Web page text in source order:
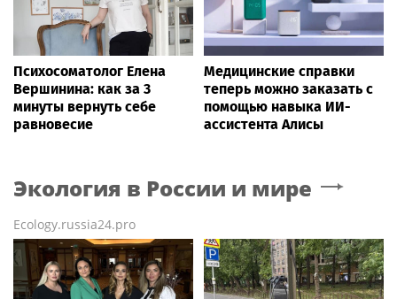
Психосоматолог Елена
Вершинина: как за 3
минуты вернуть себе
равновесие
Медицинские справки
теперь можно заказать с
помощью навыка ИИ-
ассистента Алисы
Экология в России и мире
Ecology.russia24.pro